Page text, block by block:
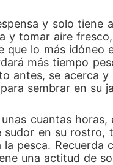
y solo
y tomar aire
que lo más
más tiempo
antes, se acerca
sembrar en su
cuantas
sudor en su rostro,
la pesca.
una actitud de